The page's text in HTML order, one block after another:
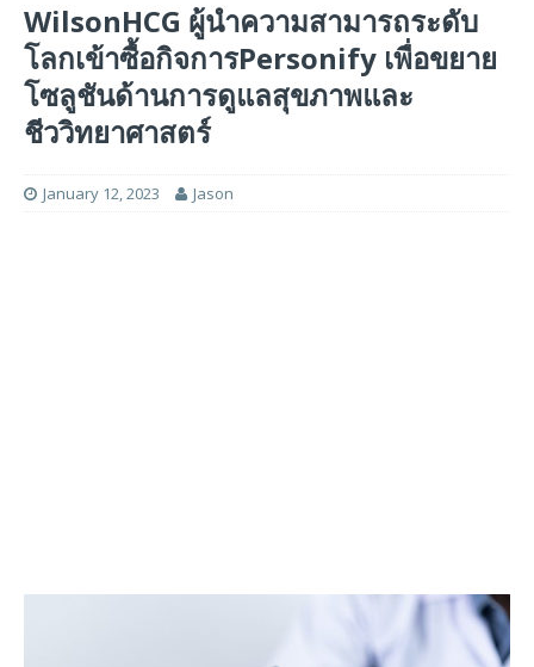
WilsonHCG ผู้นำความสามารถระดับ
โลกเข้าซื้อกิจการPersonify เพื่อขยาย
โซลูชันด้านการดูแลสุขภาพและ
ชีววิทยาศาสตร์
January 12, 2023 Jason